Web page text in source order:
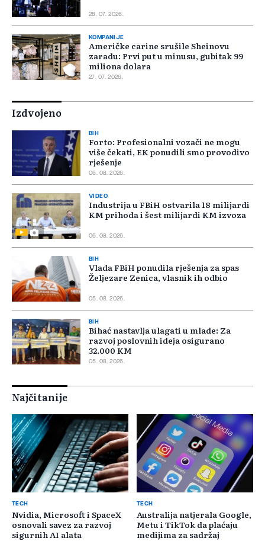
28. 07. 2026.
KOMPANIJE
Američke carine srušile Sheinovu
zaradu: Prvi put u minusu, gubitak 99
miliona dolara
27. 07. 2026.
Izdvojeno
BIH
Forto: Profesionalni vozači ne mogu
više čekati, EK ponudili smo provodivo
rješenje
06. 08. 2026.
VIDEO
Industrija u FBiH ostvarila 18 milijardi
KM prihoda i šest milijardi KM izvoza
06. 08. 2026.
BIH
Vlada FBiH ponudila rješenja za spas
Željezare Zenica, vlasnik ih odbio
05. 08. 2026.
BIH
Bihać nastavlja ulagati u mlade: Za
razvoj poslovnih ideja osigurano
32.000 KM
05. 08. 2026.
Najčitanije
TECH
Nvidia, Microsoft i SpaceX
osnovali savez za razvoj
sigurnih AI alata
TECH
Australija natjerala Google,
Metu i TikTok da plaćaju
medijima za sadržaj